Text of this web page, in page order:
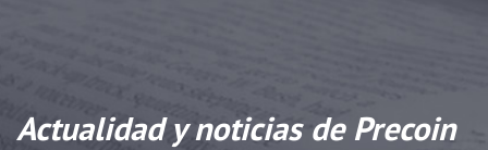
Actualidad y noticias de Precoin